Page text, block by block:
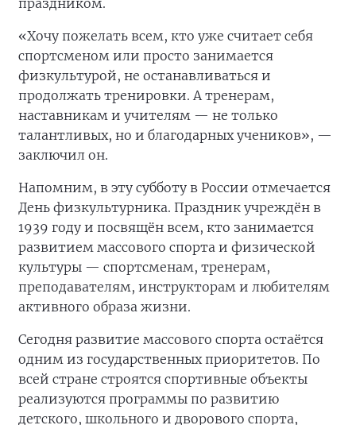
праздником.
«Хочу пожелать всем, кто уже считает себя
спортсменом или просто занимается
физкультурой, не останавливаться и
продолжать тренировки. А тренерам,
наставникам и учителям — не только
талантливых, но и благодарных учеников», —
заключил он.
Напомним, в эту субботу в России отмечается
День физкультурника. Праздник учреждён в
1939 году и посвящён всем, кто занимается
развитием массового спорта и физической
культуры — спортсменам, тренерам,
преподавателям, инструкторам и любителям
активного образа жизни.
Сегодня развитие массового спорта остаётся
одним из государственных приоритетов. По
всей стране строятся спортивные объекты
реализуются программы по развитию
детского, школьного и дворового спорта,